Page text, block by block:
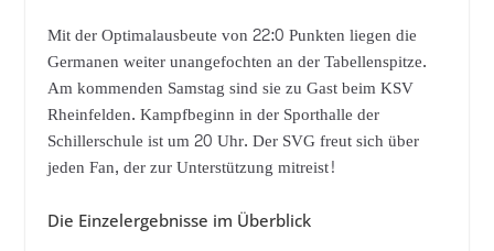
Mit der Optimalausbeute von 22:0 Punkten liegen die
Germanen weiter unangefochten an der Tabellenspitze.
Am kommenden Samstag sind sie zu Gast beim KSV
Rheinfelden. Kampfbeginn in der Sporthalle der
Schillerschule ist um 20 Uhr. Der SVG freut sich über
jeden Fan, der zur Unterstützung mitreist!
Die Einzelergebnisse im Überblick